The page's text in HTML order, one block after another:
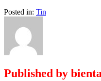
Posted in: Tin
Published by